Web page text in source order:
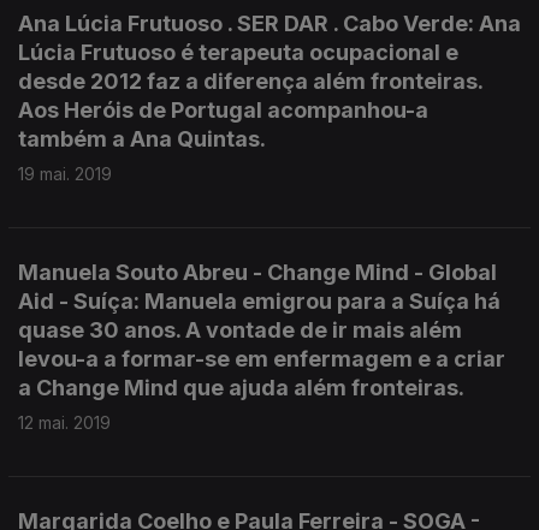
Ana Lúcia Frutuoso . SER DAR . Cabo Verde: Ana
Lúcia Frutuoso é terapeuta ocupacional e
desde 2012 faz a diferença além fronteiras.
Aos Heróis de Portugal acompanhou-a
também a Ana Quintas.
19 mai. 2019
Manuela Souto Abreu - Change Mind - Global
Aid - Suíça: Manuela emigrou para a Suíça há
quase 30 anos. A vontade de ir mais além
levou-a a formar-se em enfermagem e a criar
a Change Mind que ajuda além fronteiras.
12 mai. 2019
Margarida Coelho e Paula Ferreira - SOGA -